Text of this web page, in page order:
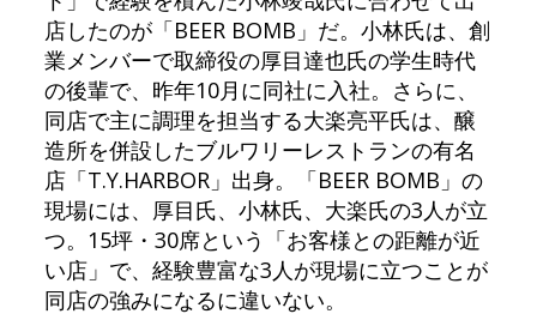
店したのが「BEER BOMB」だ。小林氏は、創
業メンバーで取締役の厚目達也氏の学生時代
の後輩で、昨年10月に同社に入社。さらに、
同店で主に調理を担当する大楽亮平氏は、醸
造所を併設したブルワリーレストランの有名
店「T.Y.HARBOR」出身。「BEER BOMB」の
現場には、厚目氏、小林氏、大楽氏の3人が立
つ。15坪・30席という「お客様との距離が近
い店」で、経験豊富な3人が現場に立つことが
同店の強みになるに違いない。